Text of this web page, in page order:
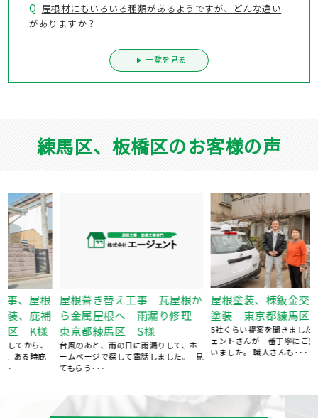
Q. 屋根材にもいろいろ種類があるようですが、どんな違い
がありますか？
一覧を見る
練馬区、板橋区のお客様の声
屋根葺き替え工事 瓦屋根か
ら金属屋根へ 雨漏り修理
東京都練馬区 S様
台風のあと、雨の日に雨漏りして、ホ
ームページで探して電話しました。 見
屋根塗装、棟鈑金交換、外壁
塗装 東京都練馬区 N様
5社くらい提案を聞きましたが、エージ
ェントさんが一番丁寧にご対応くださ
いました。 職人さんも･･･